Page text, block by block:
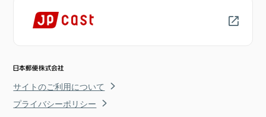
サイトのご利用について
プライバシーポリシー